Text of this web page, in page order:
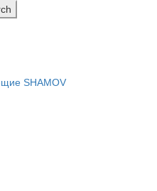
SHAMOV